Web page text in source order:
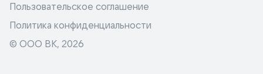
Пользовательское соглашение
Политика конфиденциальности
© ООО ВК, 2026